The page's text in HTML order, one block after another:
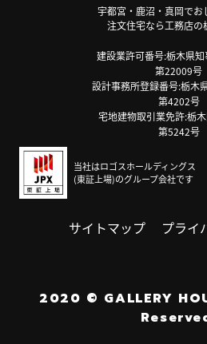
宇都宮・鹿沼・真岡でお
注文住宅なら工務店の
建設業許可番号:栃木県
第22009号
設計事務所登録番号:栃木
第4202号
宅地建物取引業免許:栃木
第5242号
当社はロゴスホールディングス
(東証上場)のグループ会社です
サイトマップ プライ
2020 © GALLERY